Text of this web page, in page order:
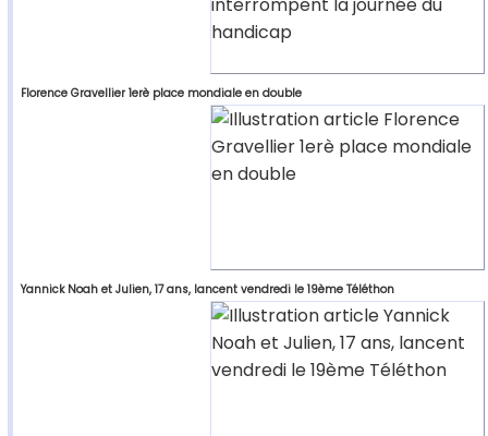
Florence Gravellier 1erè place mondiale en double
Yannick Noah et Julien, 17 ans, lancent vendredi le 19ème Téléthon